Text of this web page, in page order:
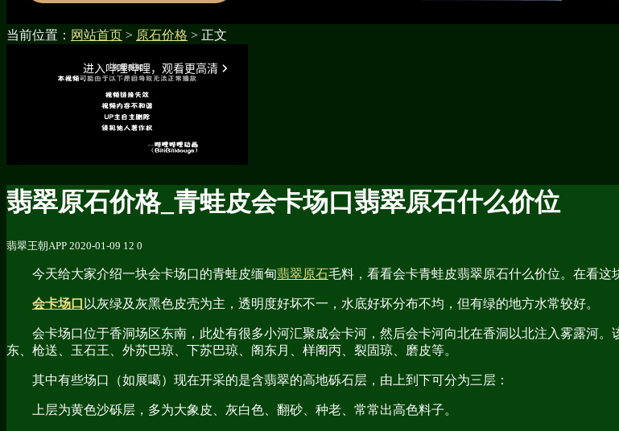
当前位置： 网站首页 > 原石价格 > 正文
翡翠原石价格_青蛙皮会卡场口翡翠原石什么价位
翡翠王朝APP 2020-01-09 12 0
今天给大家介绍一块会卡场口的青蛙皮缅甸翡翠原石毛料，看看会卡青蛙皮翡翠原石什么价位。在看这
会卡场口 以灰绿及灰黑色皮壳为主，透明度好坏不一，水底好坏分布不均，但有绿的地方水常较好。
会卡场口位于香洞场区东南，此处有很多小河汇聚成会卡河，然后会卡河向北在香洞以北注入雾露河
东、枪送、玉石王、外苏巴琼、下苏巴琼、阁东月、样阁丙、裂固琼、磨皮等。
其中有些场口（如展噶）现在开采的是含翡翠的高地砾石层，由上到下可分为三层：
上层为黄色沙砾层，多为大象皮、灰白色、翻砂、种老、常常出高色料子。